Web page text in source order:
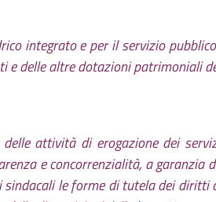
integrato e per il servizio
e delle altre dotazioni patrimoniali
attività di erogazione dei
e concorrenzialità, a garanzia
sindacali le forme di tutela dei